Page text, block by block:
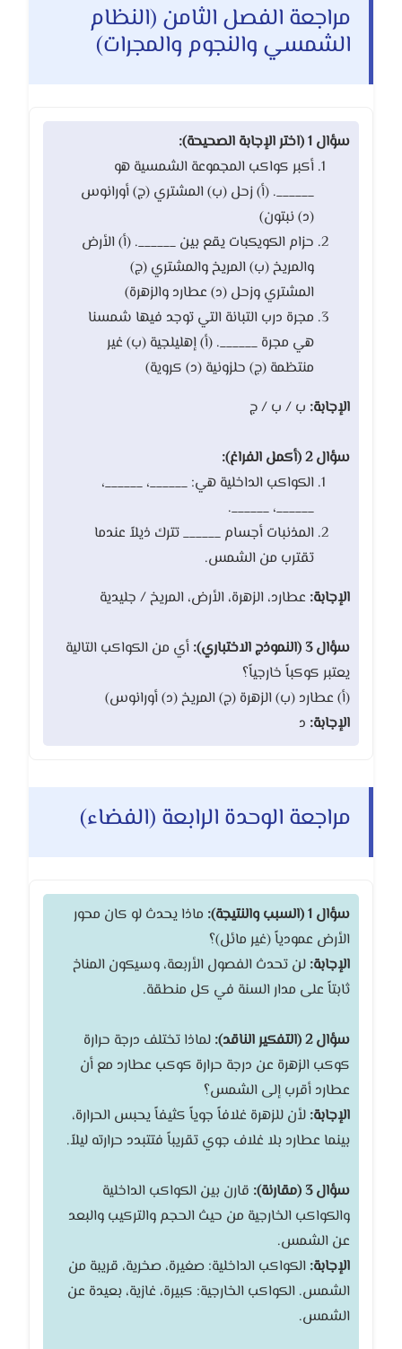
مراجعة الفصل الثامن (النظام
الشمسي والنجوم والمجرات)
سؤال 1 (اختر الإجابة الصحيحة):
أكبر كواكب المجموعة الشمسية هو
______. (أ) زحل (ب) المشتري (ج) أورانوس
(د) نبتون)
حزام الكويكبات يقع بين ______. (أ) الأرض
والمريخ (ب) المريخ والمشتري (ج)
المشتري وزحل (د) عطارد والزهرة)
مجرة درب التبانة التي توجد فيها شمسنا
هي مجرة ______. (أ) إهليلجية (ب) غير
منتظمة (ج) حلزونية (د) كروية)
الإجابة: ب / ب / ج
سؤال 2 (أكمل الفراغ):
الكواكب الداخلية هي: ______، ______،
______، ______.
المذنبات أجسام ______ تترك ذيلاً عندما
تقترب من الشمس.
الإجابة: عطارد، الزهرة، الأرض، المريخ / جليدية
سؤال 3 (النموذج الاختباري):
أي من الكواكب التالية
يعتبر كوكباً خارجياً؟
(أ) عطارد (ب) الزهرة (ج) المريخ (د) أورانوس)
الإجابة: د
مراجعة الوحدة الرابعة (الفضاء)
سؤال 1 (السبب والنتيجة):
ماذا يحدث لو كان محور
الأرض عمودياً (غير مائل)؟
الإجابة: لن تحدث الفصول الأربعة، وسيكون المناخ
ثابتاً على مدار السنة في كل منطقة.
سؤال 2 (التفكير الناقد):
لماذا تختلف درجة حرارة
كوكب الزهرة عن درجة حرارة كوكب عطارد مع أن
عطارد أقرب إلى الشمس؟
الإجابة: لأن للزهرة غلافاً جوياً كثيفاً يحبس الحرارة،
بينما عطارد بلا غلاف جوي تقريباً فتتبدد حرارته ليلاً.
سؤال 3 (مقارنة):
قارن بين الكواكب الداخلية
والكواكب الخارجية من حيث الحجم والتركيب والبعد
عن الشمس.
الإجابة: الكواكب الداخلية: صغيرة، صخرية، قريبة من
الشمس. الكواكب الخارجية: كبيرة، غازية، بعيدة عن
الشمس.